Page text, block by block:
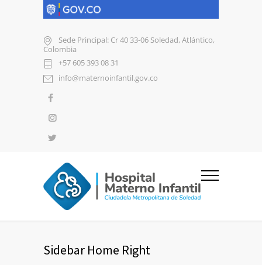
Sede Principal: Cr 40 33-06 Soledad, Atlántico,
Colombia
+57 605 393 08 31
info@maternoinfantil.gov.co
Sidebar Home Right